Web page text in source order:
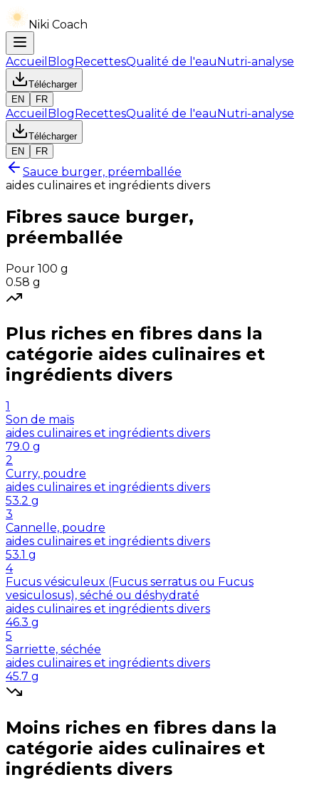
Niki Coach
Accueil BlogRecettesQualité de l'eauNutri-analyse
Télécharger
EN
FR
Accueil BlogRecettesQualité de l'eauNutri-analyse
Télécharger
EN
FR
Sauce burger, préemballée
aides culinaires et ingrédients divers
Fibres sauce burger,
préemballée
Pour 100 g
0.58 g
Plus riches en fibres dans la
catégorie aides culinaires et
ingrédients divers
1
Son de maïs
aides culinaires et ingrédients divers
79.0 g
2
Curry, poudre
aides culinaires et ingrédients divers
53.2 g
3
Cannelle, poudre
aides culinaires et ingrédients divers
53.1 g
4
Fucus vésiculeux (Fucus serratus ou Fucus
vesiculosus), séché ou déshydraté
aides culinaires et ingrédients divers
46.3 g
5
Sarriette, séchée
aides culinaires et ingrédients divers
45.7 g
Moins riches en fibres dans la
catégorie aides culinaires et
ingrédients divers